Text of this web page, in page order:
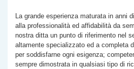
La grande esperienza maturata in anni
alla professionalità ed affidabilità da
nostra ditta un punto di riferimento nel
altamente specializzato ed a completa
per soddisfarne ogni esigenza;
sempre dimostrata in qualsiasi tipo di